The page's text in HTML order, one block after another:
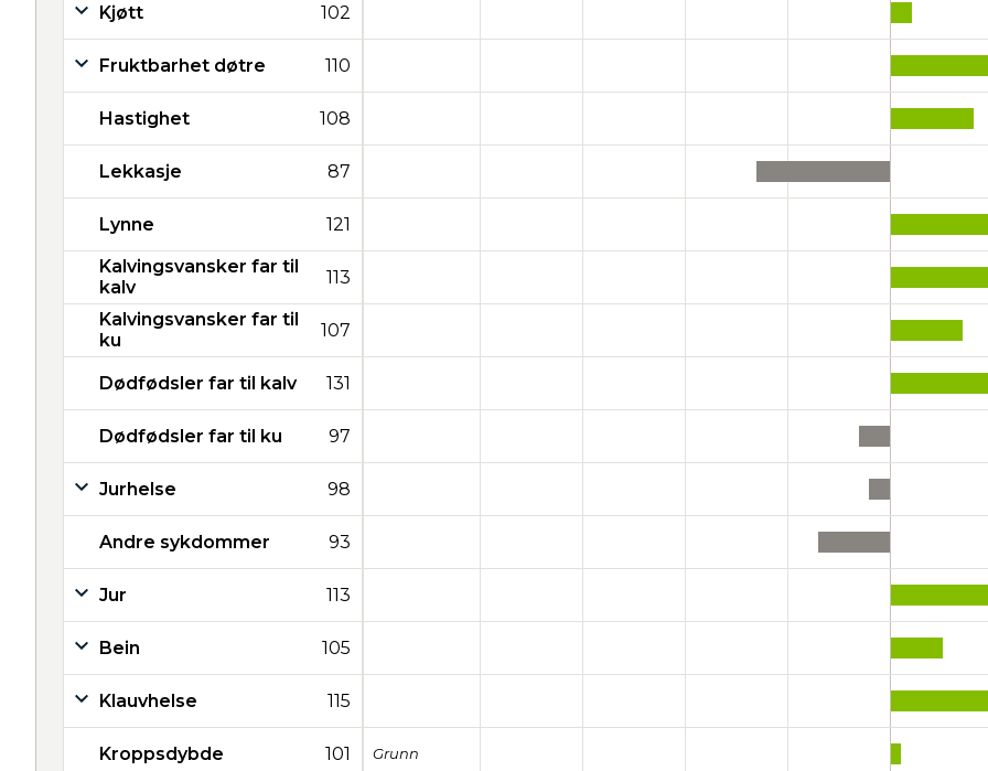
Kjøtt 102
Fruktbarhet døtre 110
Hastighet 108
Lekkasje 87
Lynne 121
Kalvingsvansker far til
kalv
113
Kalvingsvansker far til
ku
107
Dødfødsler far til kalv 131
Dødfødsler far til ku 97
Jurhelse 98
Andre sykdommer 93
Jur 113
Bein 105
Klauvhelse 115
Kroppsdybde 101 Grunn